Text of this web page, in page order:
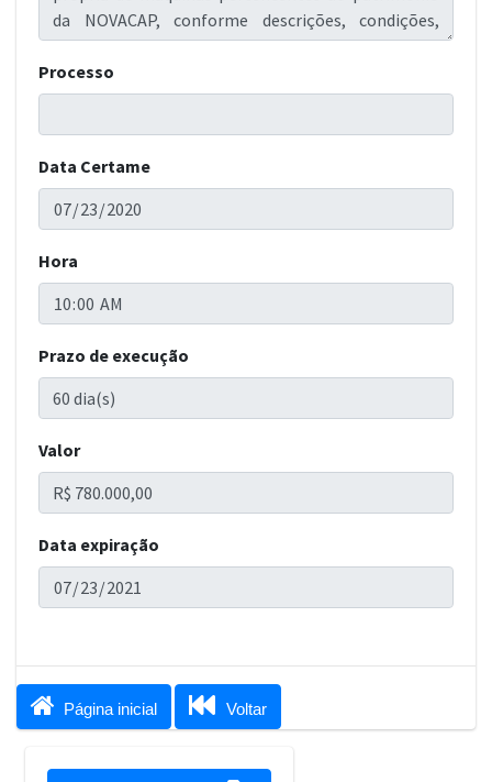
Processo
Data Certame
Hora
Prazo de execução
Valor
Data expiração
 Página inicial  Voltar